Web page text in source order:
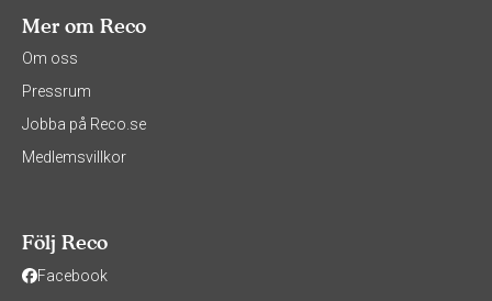
Mer om Reco
Om oss
Pressrum
Jobba på Reco.se
Medlemsvillkor
Följ Reco
Facebook